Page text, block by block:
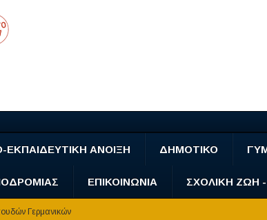
ΕΚΠΑΙΔΕΥΤΙΚΗ ΑΝΟΙΞΗ ΔΗΜΟΤΙΚΟ
ΕΠΙΚΟΙΝΩΝΙΑ ΣΧΟΛΙΚΗ ΖΩΗ
Γερμανικών